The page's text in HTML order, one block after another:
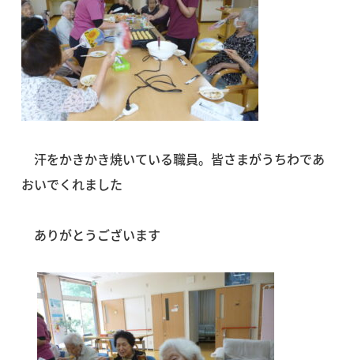
汗をかきかき焼いている職員。皆さまがうちわであ
おいでくれました
ありがとうございます